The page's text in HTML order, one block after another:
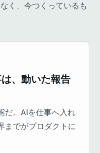
く、今つくっているも
、動いた報告
だ。AIを仕事へ入れ
までがプロダクトに